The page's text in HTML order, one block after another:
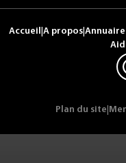
Accueil A propos
Plan du site